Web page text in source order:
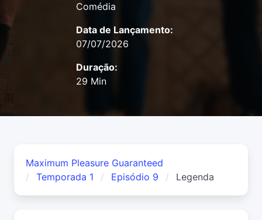
Comédia
Data de Lançamento:
07/07/2026
Duração:
29 Min
Maximum Pleasure Guaranteed
Temporada 1
Episódio 9 Legenda